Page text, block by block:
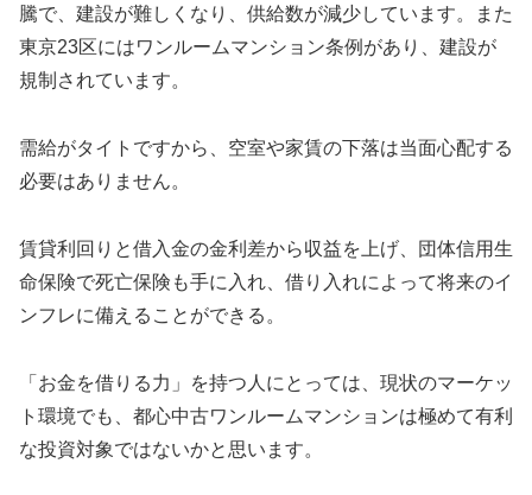
騰で、建設が難しくなり、供給数が減少しています。また
東京23区にはワンルームマンション条例があり、建設が
規制されています。
需給がタイトですから、空室や家賃の下落は当面心配する
必要はありません。
賃貸利回りと借入金の金利差から収益を上げ、団体信用生
命保険で死亡保険も手に入れ、借り入れによって将来のイ
ンフレに備えることができる。
「お金を借りる力」を持つ人にとっては、現状のマーケッ
ト環境でも、都心中古ワンルームマンションは極めて有利
な投資対象ではないかと思います。